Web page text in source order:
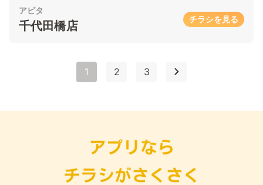
アピタ
千代田橋店 チラシを見る
1 2 3